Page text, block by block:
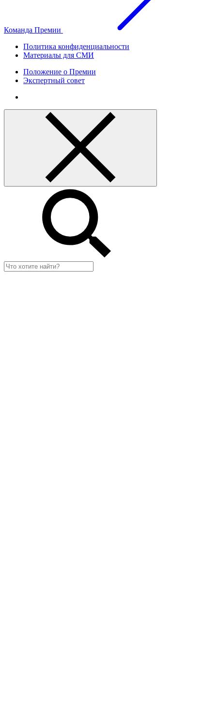
Команда Премии
Политика конфиденциальности
Материалы для СМИ
Положение о Премии
Экспертный совет